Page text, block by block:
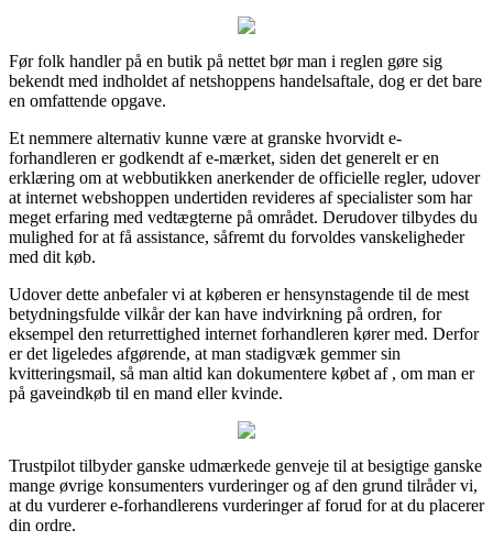
Før folk handler på en butik på nettet bør man i reglen gøre sig
bekendt med indholdet af netshoppens handelsaftale, dog er det bare
en omfattende opgave.
Et nemmere alternativ kunne være at granske hvorvidt e-
forhandleren er godkendt af e-mærket, siden det generelt er en
erklæring om at webbutikken anerkender de officielle regler, udover
at internet webshoppen undertiden revideres af specialister som har
meget erfaring med vedtægterne på området. Derudover tilbydes du
mulighed for at få assistance, såfremt du forvoldes vanskeligheder
med dit køb.
Udover dette anbefaler vi at køberen er hensynstagende til de mest
betydningsfulde vilkår der kan have indvirkning på ordren, for
eksempel den returrettighed internet forhandleren kører med. Derfor
er det ligeledes afgørende, at man stadigvæk gemmer sin
kvitteringsmail, så man altid kan dokumentere købet af , om man er
på gaveindkøb til en mand eller kvinde.
Trustpilot tilbyder ganske udmærkede genveje til at besigtige ganske
mange øvrige konsumenters vurderinger og af den grund tilråder vi,
at du vurderer e-forhandlerens vurderinger af forud for at du placerer
din ordre.